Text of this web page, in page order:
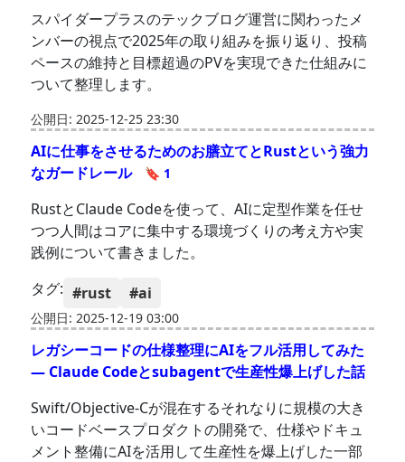
スパイダープラスのテックブログ運営に関わったメ
ンバーの視点で2025年の取り組みを振り返り、投稿
ペースの維持と目標超過のPVを実現できた仕組みに
ついて整理します。
公開日: 2025-12-25 23:30
AIに仕事をさせるためのお膳立てとRustという強力
なガードレール
🔖 1
RustとClaude Codeを使って、AIに定型作業を任せ
つつ人間はコアに集中する環境づくりの考え方や実
践例について書きました。
タグ: #rust #ai
公開日: 2025-12-19 03:00
レガシーコードの仕様整理にAIをフル活用してみた
― Claude Codeとsubagentで生産性爆上げした話
Swift/Objective-Cが混在するそれなりに規模の大き
いコードベースプロダクトの開発で、仕様やドキュ
メント整備にAIを活用して生産性を爆上げした一部